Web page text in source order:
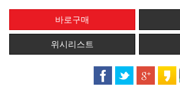
위시리스트